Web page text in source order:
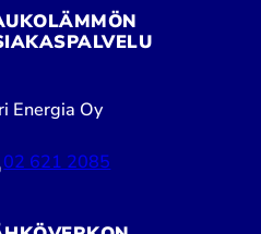
Energia Oy
02 621 2085